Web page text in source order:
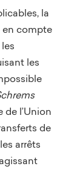
la
en compte
les
de l’Union
de
arrêts